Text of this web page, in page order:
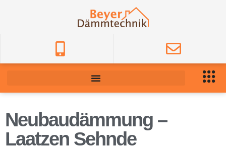
Neubaudämmung –
Laatzen Sehnde